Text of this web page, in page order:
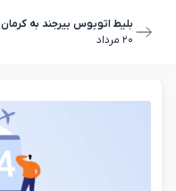
بلیط اتوبوس بیرجند به کرمان
٢٠ مرداد